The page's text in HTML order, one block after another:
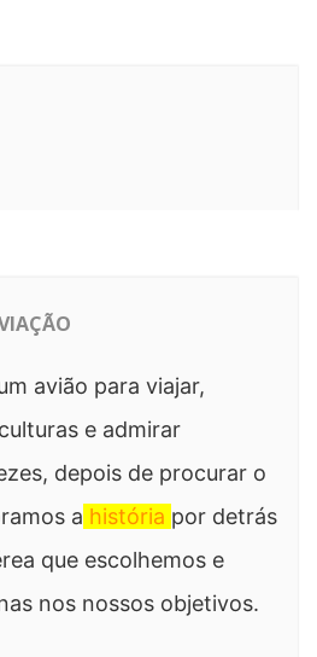
avião para viajar,
e admirar
depois de procurar o
a história por detrás
que escolhemos e
nos nossos objetivos.